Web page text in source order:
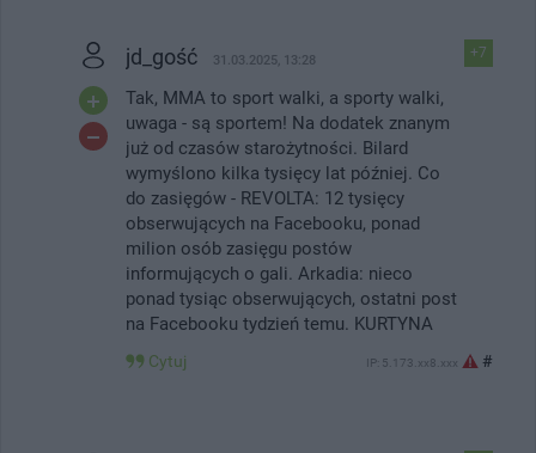
+7
jd_gość 31.03.2025, 13:28
Tak, MMA to sport walki, a sporty walki,
uwaga - są sportem! Na dodatek znanym
już od czasów starożytności. Bilard
wymyślono kilka tysięcy lat później. Co
do zasięgów - REVOLTA: 12 tysięcy
obserwujących na Facebooku, ponad
milion osób zasięgu postów
informujących o gali. Arkadia: nieco
ponad tysiąc obserwujących, ostatni post
na Facebooku tydzień temu. KURTYNA
Cytuj IP: 5.173.xx8.xxx #